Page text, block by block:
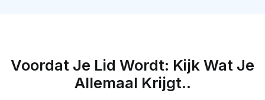
Voordat Je Lid Wordt: Kijk Wat Je
Allemaal Krijgt..